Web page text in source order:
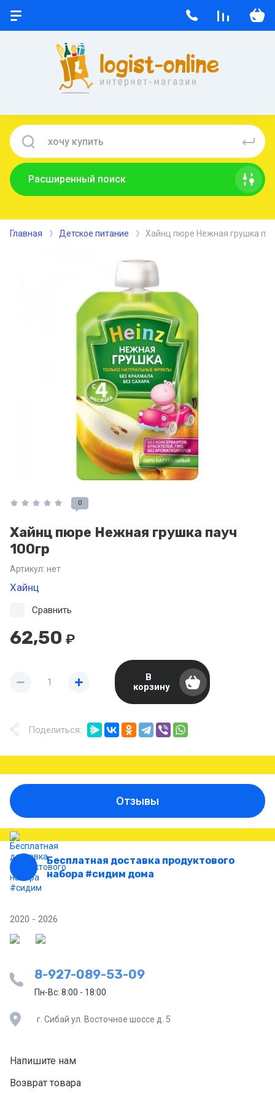
Расширенный поиск
Главная Детское питание Хайнц пюре Нежная грушка
0
Хайнц пюре Нежная грушка пауч
100гр
Артикул: нет
Хайнц
62,50 ₽
Сравнить
В
корзину
Поделиться:
Отзывы
Бесплатная доставка продуктового
набора #сидим дома
2020 - 2026
8-927-089-53-09
Пн-Вс: 8:00 - 18:00
г. Сибай ул. Восточное шоссе д. 5
Напишите нам
Возврат товара